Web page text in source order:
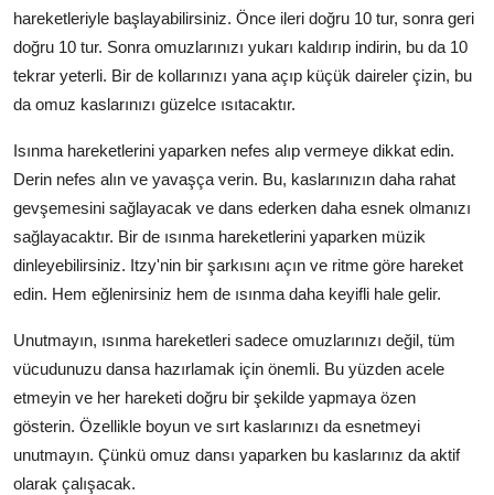
hareketleriyle başlayabilirsiniz. Önce ileri doğru 10 tur, sonra geri
doğru 10 tur. Sonra omuzlarınızı yukarı kaldırıp indirin, bu da 10
tekrar yeterli. Bir de kollarınızı yana açıp küçük daireler çizin, bu
da omuz kaslarınızı güzelce ısıtacaktır.
Isınma hareketlerini yaparken nefes alıp vermeye dikkat edin.
Derin nefes alın ve yavaşça verin. Bu, kaslarınızın daha rahat
gevşemesini sağlayacak ve dans ederken daha esnek olmanızı
sağlayacaktır. Bir de ısınma hareketlerini yaparken müzik
dinleyebilirsiniz. Itzy'nin bir şarkısını açın ve ritme göre hareket
edin. Hem eğlenirsiniz hem de ısınma daha keyifli hale gelir.
Unutmayın, ısınma hareketleri sadece omuzlarınızı değil, tüm
vücudunuzu dansa hazırlamak için önemli. Bu yüzden acele
etmeyin ve her hareketi doğru bir şekilde yapmaya özen
gösterin. Özellikle boyun ve sırt kaslarınızı da esnetmeyi
unutmayın. Çünkü omuz dansı yaparken bu kaslarınız da aktif
olarak çalışacak.